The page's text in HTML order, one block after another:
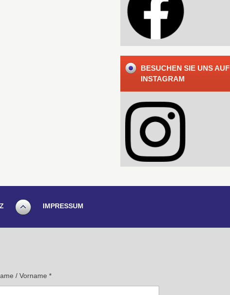
BESUCHEN SIE UNS AUF
INSTAGRAM
IMPRESSUM
/ Vorname *